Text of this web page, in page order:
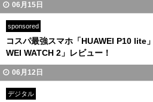
06月15日
sponsored
コスパ最強スマホ「HUAWEI P10 lite
WEI WATCH 2」レビュー！
06月12日
デジタル